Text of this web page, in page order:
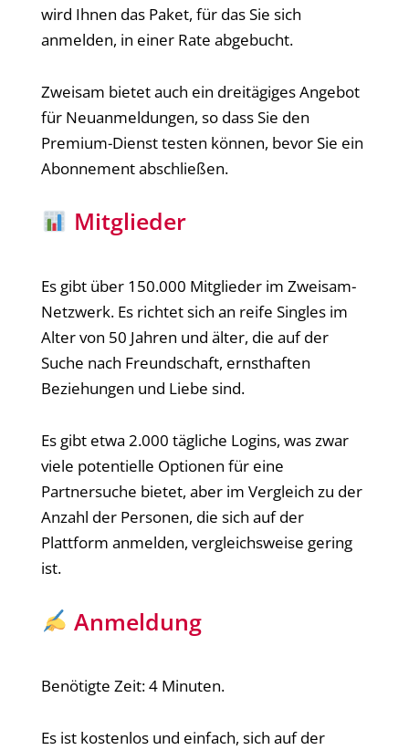
wird Ihnen das Paket, für das Sie sich
anmelden, in einer Rate abgebucht.
Zweisam bietet auch ein dreitägiges Angebot
für Neuanmeldungen, so dass Sie den
Premium-Dienst testen können, bevor Sie ein
Abonnement abschließen.
Mitglieder
Es gibt über 150.000 Mitglieder im Zweisam-
Netzwerk. Es richtet sich an reife Singles im
Alter von 50 Jahren und älter, die auf der
Suche nach Freundschaft, ernsthaften
Beziehungen und Liebe sind.
Es gibt etwa 2.000 tägliche Logins, was zwar
viele potentielle Optionen für eine
Partnersuche bietet, aber im Vergleich zu der
Anzahl der Personen, die sich auf der
Plattform anmelden, vergleichsweise gering
ist.
Anmeldung
Benötigte Zeit:4 Minuten.
Es ist kostenlos und einfach, sich auf der